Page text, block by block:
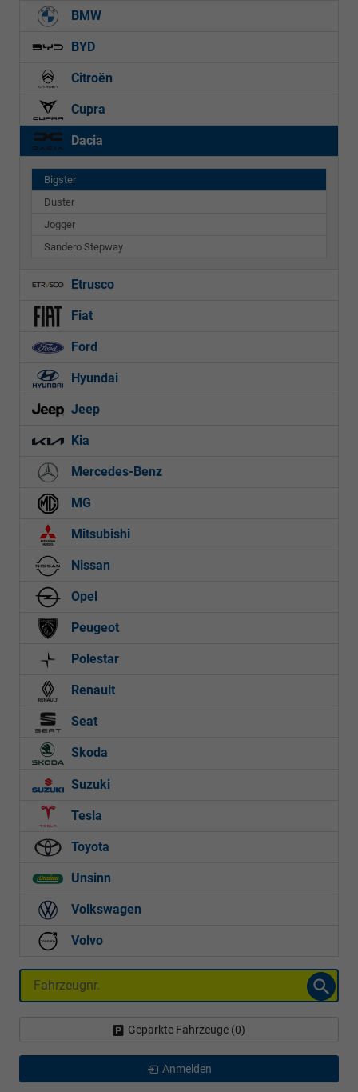
BMW
BYD
Citroën
Cupra
Dacia
Bigster
Duster
Jogger
Sandero Stepway
Etrusco
Fiat
Ford
Hyundai
Jeep
Kia
Mercedes-Benz
MG
Mitsubishi
Nissan
Opel
Peugeot
Polestar
Renault
Seat
Skoda
Suzuki
Tesla
Toyota
Unsinn
Volkswagen
Volvo
Fahrzeugnr.
Geparkte Fahrzeuge (0)
Anmelden